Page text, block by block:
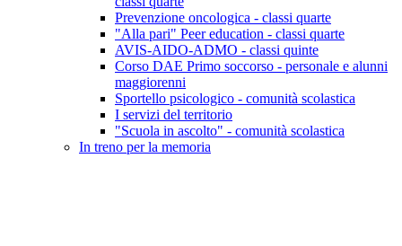
Prevenzione oncologica - classi quarte
"Alla pari" Peer education - classi quarte
AVIS-AIDO-ADMO - classi quinte
Corso DAE Primo soccorso - personale e alunni
maggiorenni
Sportello psicologico - comunità scolastica
I servizi del territorio
"Scuola in ascolto" - comunità scolastica
In treno per la memoria